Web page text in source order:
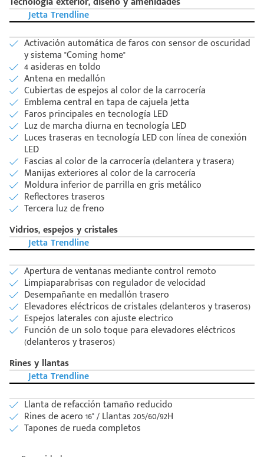
Jetta Trendline
Activación automática de faros con sensor de oscuridad
y sistema "Coming home"
4 asideras en toldo
Antena en medallón
Cubiertas de espejos al color de la carrocería
Emblema central en tapa de cajuela Jetta
Faros principales en tecnología LED
Luz de marcha diurna en tecnología LED
Luces traseras en tecnología LED con línea de conexión
LED
Fascias al color de la carrocería (delantera y trasera)
Manijas exteriores al color de la carrocería
Moldura inferior de parrilla en gris metálico
Reflectores traseros
Tercera luz de freno
Vidrios, espejos y cristales
Jetta Trendline
Apertura de ventanas mediante control remoto
Limpiaparabrisas con regulador de velocidad
Desempañante en medallón trasero
Elevadores eléctricos de cristales (delanteros y traseros)
Espejos laterales con ajuste electrico
Función de un solo toque para elevadores eléctricos
(delanteros y traseros)
Rines y llantas
Jetta Trendline
Llanta de refacción tamaño reducido
Rines de acero 16" / Llantas 205/60/92H
Tapones de rueda completos